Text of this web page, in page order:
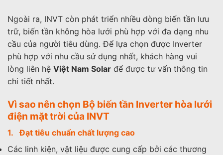
Ngoài ra, INVT còn phát triển nhiều dòng biến tần lưu
trữ, biến tần không hòa lưới phù hợp với đa dạng nhu
cầu của người tiêu dùng. Để lựa chọn được Inverter
phù hợp với nhu cầu sử dụng nhất, khách hàng vui
lòng liên hệ Việt Nam Solar để được tư vấn thông tin
chi tiết nhất.
Vì sao nên chọn Bộ biến tần Inverter hòa lưới
điện mặt trời của INVT
1. Đạt tiêu chuẩn chất lượng cao
Các linh kiện, vật liệu được cung cấp bởi các thương